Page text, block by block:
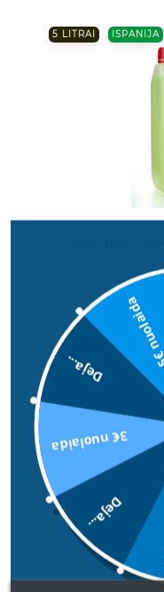
5 LITRAI ISPANIJA
ISPANIJA
Deja...
3€ nuolaida
Deja... 5€ nuolaida